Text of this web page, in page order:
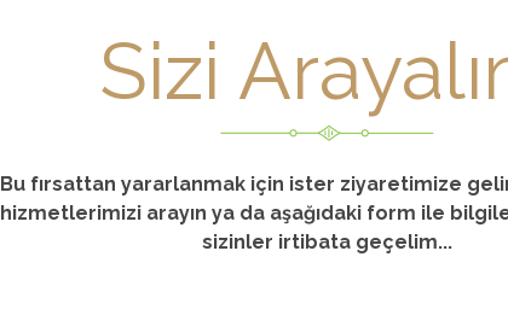
Sizi
Bu fırsattan yararlanmak için ister ziyaretimize
hizmetlerimizi arayın ya da aşağıdaki form ile
sizinler irtibata geçelim...